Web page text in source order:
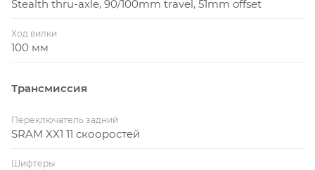
Stealth thru-axle, 90/100mm travel, 51mm offset
Ход вилки
100 мм
Трансмиссия
Переключатель задний
SRAM XX1 11 скооростей
Шифтеры